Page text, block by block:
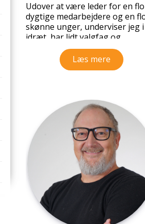
Udover at være leder for en
dygtige medarbejdere og en
skønne unger, underviser jeg i
idræt, har lidt valgfag og
varetager støttetimer rundt
omkring i klasserne.
muligt samarbejder og sparrer
omkring vores kerneopgave.
brænder for skoleudvikling og
for, hvordan vi gør det bedste i
situationen, frem for “det vi
plejer”.
I fritiden løber og træner jeg en
hel masse og er generelt
fascineret af at presse mig selv
fysisk og mentalt for at opnå
givent mål. Jeg er elsker tabeller
og skemaer og er udpræget A-
Læs mere